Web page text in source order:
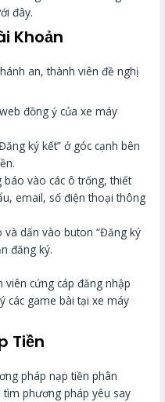
đây.
Khoản
an, thành viên đề nghị
đồng ý của xe máy
ký kết” ở góc cạnh bên
vào các ô trống, thiết
email, số điện thoại thông
và dấn vào buton “Đăng ký
đăng ký.
viên cứng cáp đăng nhập
các game bài tại xe máy
Tiền
pháp nạp tiền phân
phương pháp yêu say